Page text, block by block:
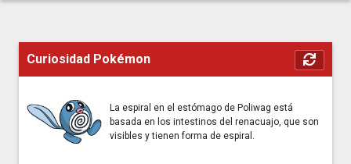
Curiosidad Pokémon
La espiral en el estómago de Poliwag está
basada en los intestinos del renacuajo, que son
visibles y tienen forma de espiral.